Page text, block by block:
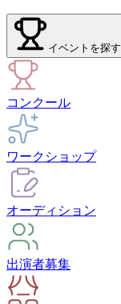
イベント を探す
コンクール
ワークショップ
オーディション
出演者募集